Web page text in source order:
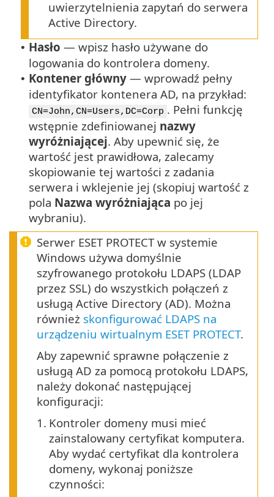
uwierzytelnienia zapytań do serwera
Active Directory.
• Hasło — wpisz hasło używane do
logowania do kontrolera domeny.
• Kontener główny — wprowadź pełny
identyfikator kontenera AD, na przykład:
CN=John,CN=Users,DC=Corp . Pełni funkcję
wstępnie zdefiniowanej nazwy
wyróżniającej. Aby upewnić się, że
wartość jest prawidłowa, zalecamy
skopiowanie tej wartości z zadania
serwera i wklejenie jej (skopiuj wartość z
pola Nazwa wyróżniająca po jej
wybraniu).
Serwer ESET PROTECT w systemie
Windows używa domyślnie
szyfrowanego protokołu LDAPS (LDAP
przez SSL) do wszystkich połączeń z
usługą Active Directory (AD). Można
również skonfigurować LDAPS na
urządzeniu wirtualnym ESET PROTECT.
Aby zapewnić sprawne połączenie z
usługą AD za pomocą protokołu LDAPS,
należy dokonać następującej
konfiguracji:
1. Kontroler domeny musi mieć
zainstalowany certyfikat komputera.
Aby wydać certyfikat dla kontrolera
domeny, wykonaj poniższe
czynności: